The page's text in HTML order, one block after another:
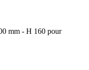
mm - H 160 pour